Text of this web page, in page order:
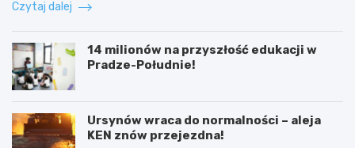
Czytaj dalej
14 milionów na przyszłość edukacji w
Pradze-Południe!
Ursynów wraca do normalności – aleja
KEN znów przejezdna!